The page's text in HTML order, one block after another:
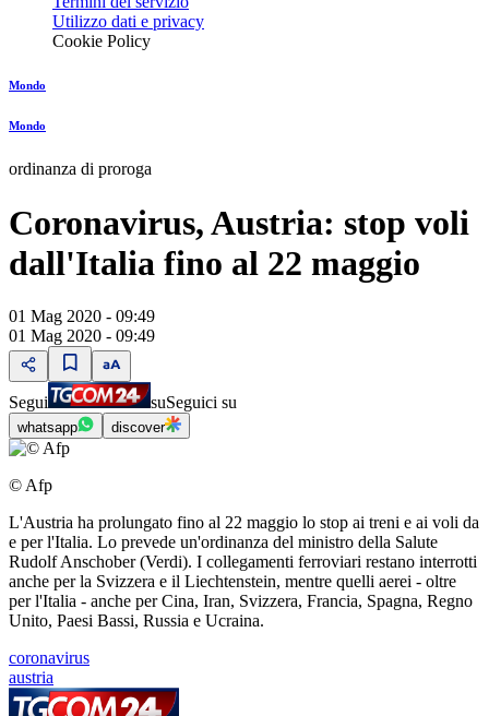
Utilizzo dati e privacy
Cookie Policy
Mondo
Mondo
ordinanza di proroga
Coronavirus, Austria: stop voli
dall'Italia fino al 22 maggio
01 Mag 2020 - 09:49
01 Mag 2020 - 09:49
Segui suSeguici su
whatsapp discover
© Afp
L'Austria ha prolungato fino al 22 maggio lo stop ai treni e ai voli da
e per l'Italia. Lo prevede un'ordinanza del ministro della Salute
Rudolf Anschober (Verdi). I collegamenti ferroviari restano interrotti
anche per la Svizzera e il Liechtenstein, mentre quelli aerei - oltre
per l'Italia - anche per Cina, Iran, Svizzera, Francia, Spagna, Regno
Unito, Paesi Bassi, Russia e Ucraina.
coronavirus
austria